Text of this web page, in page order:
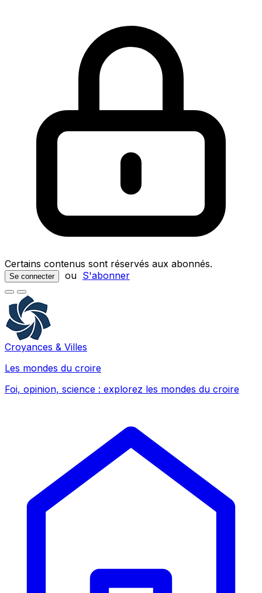
Certains contenus sont réservés aux abonnés.
Se connecter ou S'abonner
Croyances & Villes
Les mondes du croire
Foi, opinion, science : explorez les mondes du croire